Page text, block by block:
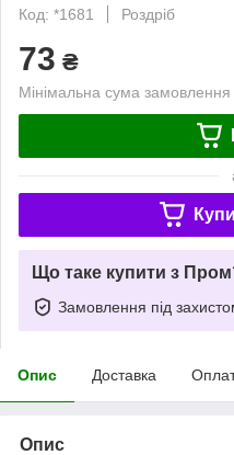
Код: *1681
Роздріб
73 ₴
Мінімальна сума
Що таке купити з
Замовлення під
Опис Доставка
Опис